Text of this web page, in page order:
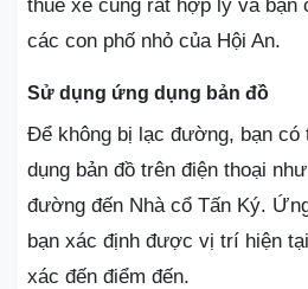
thuê xe cũng rất hợp lý và bạn
các con phố nhỏ của Hội An.
Sử dụng ứng dụng bản đồ
Để không bị lạc đường, bạn có
dụng bản đồ trên điện thoại
đường đến Nhà cổ Tấn Ký.
bạn xác định được vị trí hiện
xác đến điểm đến.